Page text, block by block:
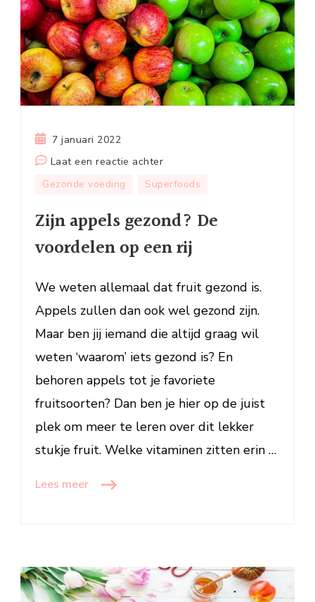
7 januari 2022
Laat een reactie achterop
Zijn
gezond?
voordelen
een
rij
Gezonde voeding Superfoods
Zijn appels gezond? De
voordelen op een rij
We weten allemaal dat fruit gezond is.
Appels zullen dan ook wel gezond zijn.
Maar ben jij iemand die altijd graag wil
weten ‘waarom’ iets gezond is? En
behoren appels tot je favoriete
fruitsoorten? Dan ben je hier op de juist
plek om meer te leren over dit lekker
stukje fruit. Welke vitaminen zitten erin …
Lees meer